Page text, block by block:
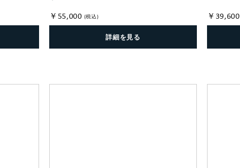
￥55,000 (税込)
詳細を見る
￥39,600